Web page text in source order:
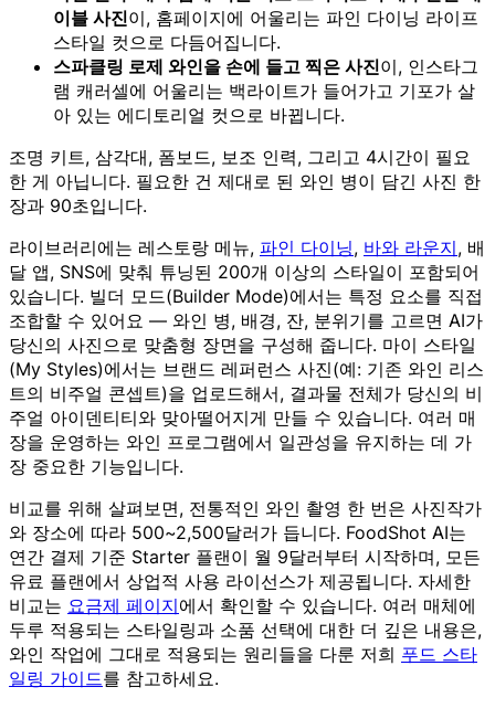
이블 사진이, 홈페이지에 어울리는 파인 다이닝 라이프
스타일 컷으로 다듬어집니다.
스파클링 로제 와인을 손에 들고 찍은 사진이, 인스타그
램 캐러셀에 어울리는 백라이트가 들어가고 기포가 살
아 있는 에디토리얼 컷으로 바뀝니다.
조명 키트, 삼각대, 폼보드, 보조 인력, 그리고 4시간이 필요
한 게 아닙니다. 필요한 건 제대로 된 와인 병이 담긴 사진 한
장과 90초입니다.
라이브러리에는 레스토랑 메뉴, 파인 다이닝, 바와 라운지, 배
달 앱, SNS에 맞춰 튜닝된 200개 이상의 스타일이 포함되어
있습니다. 빌더 모드(Builder Mode)에서는 특정 요소를 직접
조합할 수 있어요 — 와인 병, 배경, 잔, 분위기를 고르면 AI가
당신의 사진으로 맞춤형 장면을 구성해 줍니다. 마이 스타일
(My Styles)에서는 브랜드 레퍼런스 사진(예: 기존 와인 리스
트의 비주얼 콘셉트)을 업로드해서, 결과물 전체가 당신의 비
주얼 아이덴티티와 맞아떨어지게 만들 수 있습니다. 여러 매
장을 운영하는 와인 프로그램에서 일관성을 유지하는 데 가
장 중요한 기능입니다.
비교를 위해 살펴보면, 전통적인 와인 촬영 한 번은 사진작가
와 장소에 따라 500~2,500달러가 듭니다. FoodShot AI는
연간 결제 기준 Starter 플랜이 월 9달러부터 시작하며, 모든
유료 플랜에서 상업적 사용 라이선스가 제공됩니다. 자세한
비교는 요금제 페이지에서 확인할 수 있습니다. 여러 매체에
두루 적용되는 스타일링과 소품 선택에 대한 더 깊은 내용은,
와인 작업에 그대로 적용되는 원리들을 다룬 저희 푸드 스타
일링 가이드를 참고하세요.